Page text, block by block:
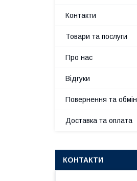
Контакти
Товари та послуги
Про нас
Відгуки
Повернення та обмін
Доставка та оплата
КОНТАКТИ